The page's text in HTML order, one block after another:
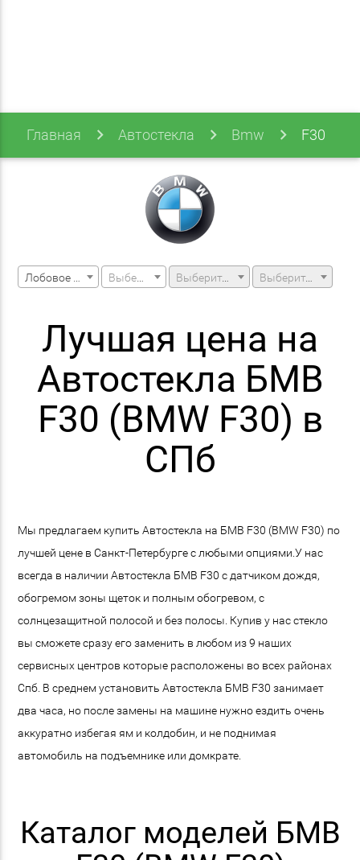
Главная Автостекла Bmw F30
Выберите модель машины Выберите модификацию
Лучшая цена на
Автостекла БМВ
F30 (BMW F30) в
СПб
Мы предлагаем купить Автостекла на БМВ F30 (BMW F30) по
лучшей цене в Санкт-Петербурге с любыми опциями.У нас
всегда в наличии Автостекла БМВ F30 с датчиком дождя,
обогремом зоны щеток и полным обогревом, с
солнцезащитной полосой и без полосы. Купив у нас стекло
вы сможете сразу его заменить в любом из 9 наших
сервисных центров которые расположены во всех районах
Спб. В среднем установить Автостекла БМВ F30 занимает
два часа, но после замены на машине нужно ездить очень
аккуратно избегая ям и колдобин, и не поднимая
автомобиль на подъемнике или домкрате.
Каталог моделей БМВ